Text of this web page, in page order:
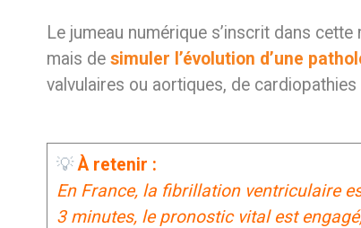
Le jumeau numérique s’inscrit dans
mais de simuler l’évolution d’une
valvulaires ou aortiques, de
💡 À retenir :
En France, la fibrillation ventriculaire
3 minutes, le pronostic vital est